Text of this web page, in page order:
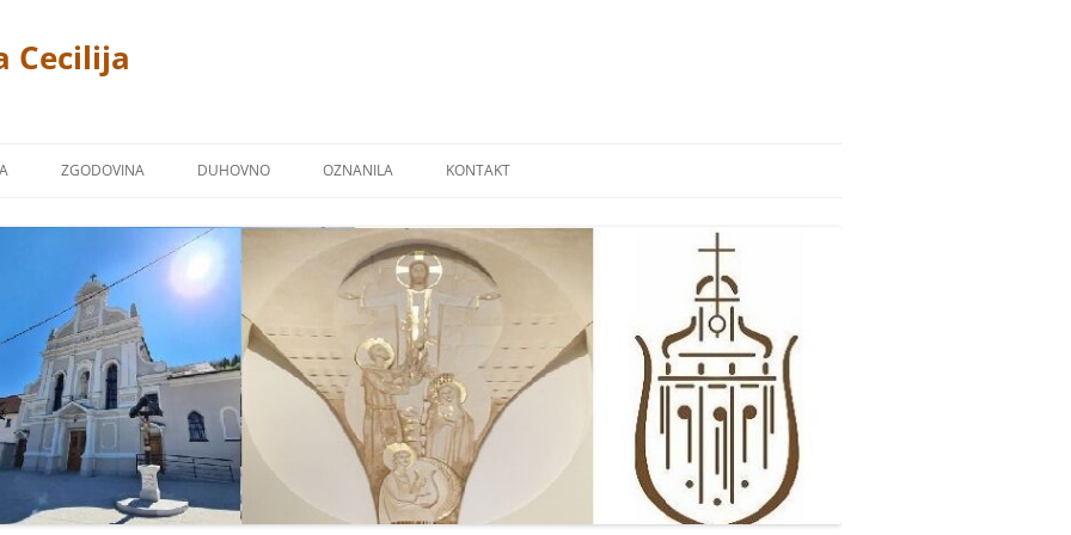
Cecilija
NA MIKLAVŠKEM
KAPUCINI
ZGODOVINA
KAPUCINSKI SAMOSTAN
FARNA KRONIKA
NAŠI ŽUPNIKI
DUHOVNO
ZAVETNIKI NAŠIH CERKVA
BLAGOSLOVI
NAŠI PRIPROŠNJIKI
MOLITVE
POSNETKI NEKATERIH PESMI
OZNANILA KONTAKT